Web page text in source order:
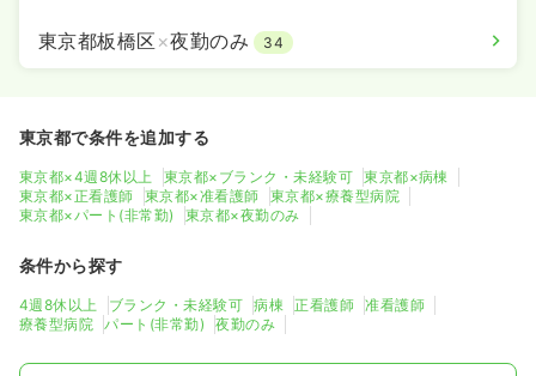
東京都板橋区 ×夜勤のみ 34
東京都で条件を追加する
東京都×4週8休以上 東京都×ブランク・未経験可
東京都×病棟
東京都×正看護師
東京都×准看護師
東京都×療養型病院
東京都×パート(非常勤)
東京都×夜勤のみ
条件から探す
4週8休以上 ブランク・未経験可 病棟 正看護師
准看護師
療養型病院
パート(非常勤) 夜勤のみ